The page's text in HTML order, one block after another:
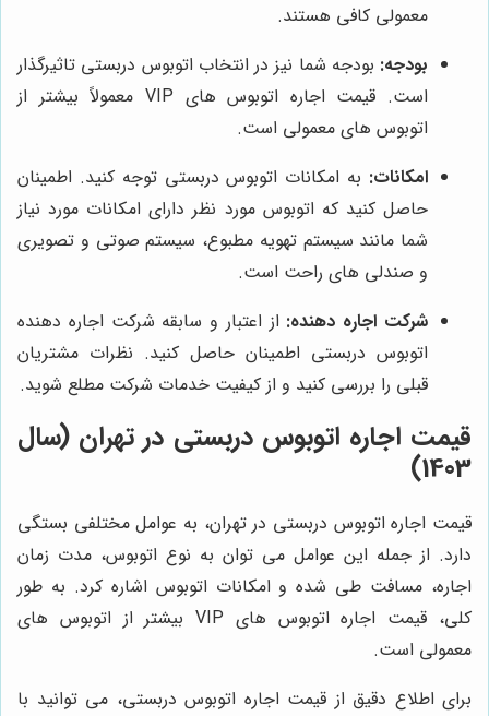
معمولی کافی هستند.
بودجه: بودجه شما نیز در انتخاب اتوبوس دربستی تاثیرگذار
است. قیمت اجاره اتوبوس های VIP معمولاً بیشتر از
اتوبوس های معمولی است.
امکانات: به امکانات اتوبوس دربستی توجه کنید. اطمینان
حاصل کنید که اتوبوس مورد نظر دارای امکانات مورد نیاز
شما مانند سیستم تهویه مطبوع، سیستم صوتی و تصویری
و صندلی های راحت است.
شرکت اجاره دهنده: از اعتبار و سابقه شرکت اجاره دهنده
اتوبوس دربستی اطمینان حاصل کنید. نظرات مشتریان
قبلی را بررسی کنید و از کیفیت خدمات شرکت مطلع شوید.
قیمت اجاره اتوبوس دربستی در تهران (سال
1403)
قیمت اجاره اتوبوس دربستی در تهران، به عوامل مختلفی بستگی
دارد. از جمله این عوامل می توان به نوع اتوبوس، مدت زمان
اجاره، مسافت طی شده و امکانات اتوبوس اشاره کرد. به طور
کلی، قیمت اجاره اتوبوس های VIP بیشتر از اتوبوس های
معمولی است.
برای اطلاع دقیق از قیمت اجاره اتوبوس دربستی، می توانید با